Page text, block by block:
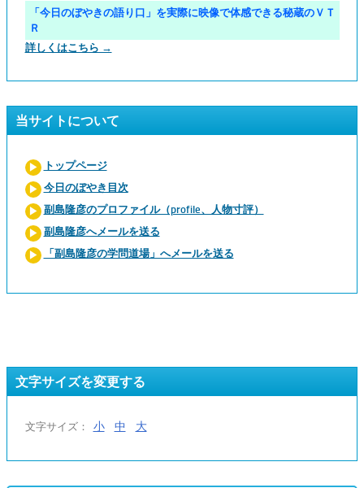
「今日のぼやきの語り口」を実際に映像で体感できる秘蔵のＶＴ
Ｒ
詳しくはこちら →
当サイトについて
トップページ
今日のぼやき目次
副島隆彦のプロファイル（profile、人物寸評）
副島隆彦へメールを送る
「副島隆彦の学問道場」へメールを送る
文字サイズを変更する
文字サイズ： 小 中 大